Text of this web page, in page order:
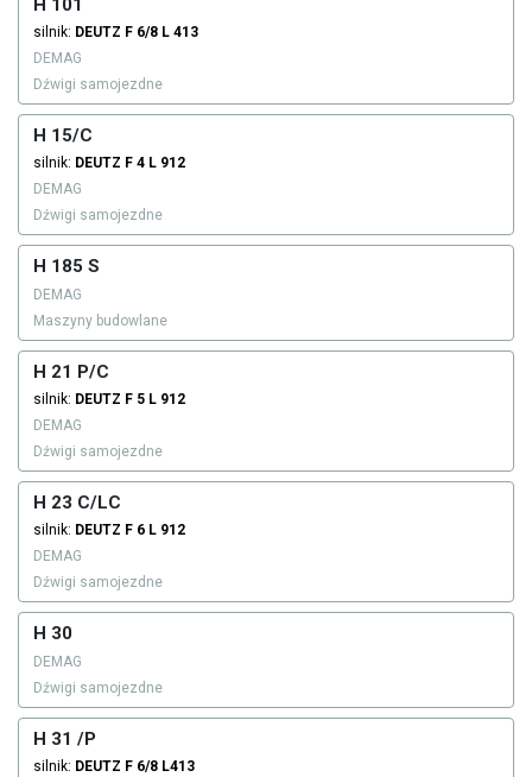
H 101
silnik: DEUTZ F 6/8 L 413
DEMAG
Dźwigi samojezdne
H 15/C
silnik: DEUTZ F 4 L 912
DEMAG
Dźwigi samojezdne
H 185 S
DEMAG
Maszyny budowlane
H 21 P/C
silnik: DEUTZ F 5 L 912
DEMAG
Dźwigi samojezdne
H 23 C/LC
silnik: DEUTZ F 6 L 912
DEMAG
Dźwigi samojezdne
H 30
DEMAG
Dźwigi samojezdne
H 31 /P
silnik: DEUTZ F 6/8 L413